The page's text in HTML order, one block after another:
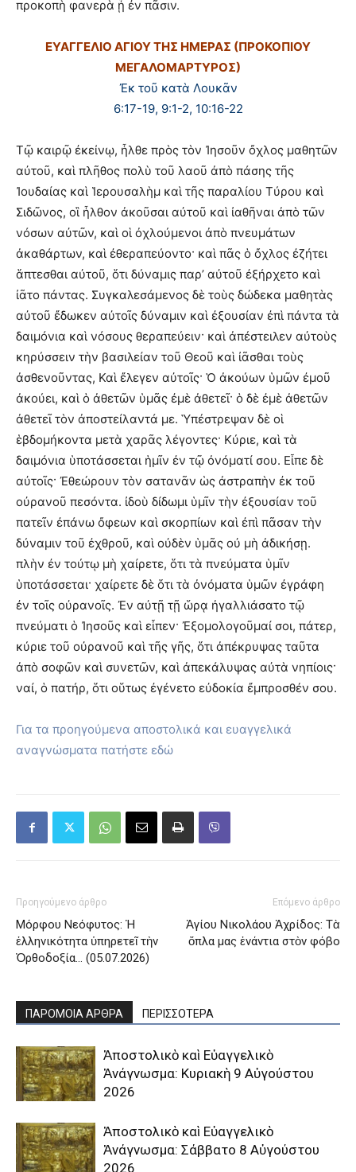
προκοπὴ φανερὰ ᾖ ἐν πᾶσιν.
ΕΥΑΓΓΕΛΙΟ ΑΓΙΟΥ ΤΗΣ ΗΜΕΡΑΣ (ΠΡΟΚΟΠΙΟΥ
ΜΕΓΑΛΟΜΑΡΤΥΡΟΣ)
Ἐκ τοῦ κατὰ Λουκᾶν
6:17-19, 9:1-2, 10:16-22
Τῷ καιρῷ ἐκείνῳ, ἦλθε πρὸς τὸν Ἰησοῦν ὄχλος μαθητῶν
αὐτοῦ, καὶ πλῆθος πολὺ τοῦ λαοῦ ἀπὸ πάσης τῆς
Ἰουδαίας καὶ Ἱερουσαλὴμ καὶ τῆς παραλίου Τύρου καὶ
Σιδῶνος, οἳ ἦλθον ἀκοῦσαι αὐτοῦ καὶ ἰαθῆναι ἀπὸ τῶν
νόσων αὐτῶν, καὶ οἱ ὀχλούμενοι ἀπὸ πνευμάτων
ἀκαθάρτων, καὶ ἐθεραπεύοντο· καὶ πᾶς ὁ ὄχλος ἐζήτει
ἅπτεσθαι αὐτοῦ, ὅτι δύναμις παρ’ αὐτοῦ ἐξήρχετο καὶ
ἰᾶτο πάντας. Συγκαλεσάμενος δὲ τοὺς δώδεκα μαθητὰς
αὐτοῦ ἔδωκεν αὐτοῖς δύναμιν καὶ ἐξουσίαν ἐπὶ πάντα τὰ
δαιμόνια καὶ νόσους θεραπεύειν· καὶ ἀπέστειλεν αὐτοὺς
κηρύσσειν τὴν βασιλείαν τοῦ Θεοῦ καὶ ἰᾶσθαι τοὺς
ἀσθενοῦντας, Καὶ ἔλεγεν αὐτοῖς· Ὁ ἀκούων ὑμῶν ἐμοῦ
ἀκούει, καὶ ὁ ἀθετῶν ὑμᾶς ἐμὲ ἀθετεῖ· ὁ δὲ ἐμὲ ἀθετῶν
ἀθετεῖ τὸν ἀποστείλαντά με. Ὑπέστρεψαν δὲ οἱ
ἑβδομήκοντα μετὰ χαρᾶς λέγοντες· Κύριε, καὶ τὰ
δαιμόνια ὑποτάσσεται ἡμῖν ἐν τῷ ὀνόματί σου. Εἶπε δὲ
αὐτοῖς· Ἐθεώρουν τὸν σατανᾶν ὡς ἀστραπὴν ἐκ τοῦ
οὐρανοῦ πεσόντα. ἰδοὺ δίδωμι ὑμῖν τὴν ἐξουσίαν τοῦ
πατεῖν ἐπάνω ὄφεων καὶ σκορπίων καὶ ἐπὶ πᾶσαν τὴν
δύναμιν τοῦ ἐχθροῦ, καὶ οὐδὲν ὑμᾶς οὐ μὴ ἀδικήσῃ.
πλὴν ἐν τούτῳ μὴ χαίρετε, ὅτι τὰ πνεύματα ὑμῖν
ὑποτάσσεται· χαίρετε δὲ ὅτι τὰ ὀνόματα ὑμῶν ἐγράφη
ἐν τοῖς οὐρανοῖς. Ἐν αὐτῇ τῇ ὥρᾳ ἠγαλλιάσατο τῷ
πνεύματι ὁ Ἰησοῦς καὶ εἶπεν· Ἐξομολογοῦμαί σοι, πάτερ,
κύριε τοῦ οὐρανοῦ καὶ τῆς γῆς, ὅτι ἀπέκρυψας ταῦτα
ἀπὸ σοφῶν καὶ συνετῶν, καὶ ἀπεκάλυψας αὐτὰ νηπίοις·
ναί, ὁ πατήρ, ὅτι οὕτως ἐγένετο εὐδοκία ἔμπροσθέν σου.
Για τα προηγούμενα αποστολικά και ευαγγελικά
αναγνώσματα πατήστε εδώ
Προηγούμενο άρθρο
Μόρφου Νεόφυτος: Ἡ
ἑλληνικότητα ὑπηρετεῖ τὴν
Ὀρθοδοξία… (05.07.2026)
Επόμενο άρθρο
Ἁγίου Νικολάου Ἀχρίδος: Τὰ
ὄπλα μας ἐνάντια στὸν φόβο
ΠΑΡΟΜΟΙΑ ΑΡΘΡΑ ΠΕΡΙΣΣΟΤΕΡΑ
Ἀποστολικὸ καὶ Εὐαγγελικὸ
Ἀνάγνωσμα: Κυριακὴ 9 Αὐγούστου
2026
Ἀποστολικὸ καὶ Εὐαγγελικὸ
Ἀνάγνωσμα: Σάββατο 8 Αὐγούστου
2026